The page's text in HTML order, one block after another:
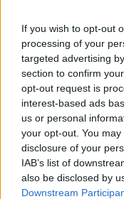
If you wish to opt-out
processing of your
targeted advertising
section to confirm
opt-out request is
interest-based ads
us or personal
your opt-out. You
disclosure of your
IAB’s list of
also be disclosed by
Downstream